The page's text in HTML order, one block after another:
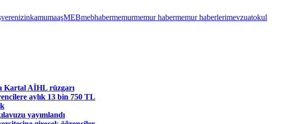
izinkamumaaşMEBmebhabermemurmemur habermemur haberlerimevzuatokul
Kartal AİHL rüzgarı
aylık 13 bin 750 TL
yayımlandı